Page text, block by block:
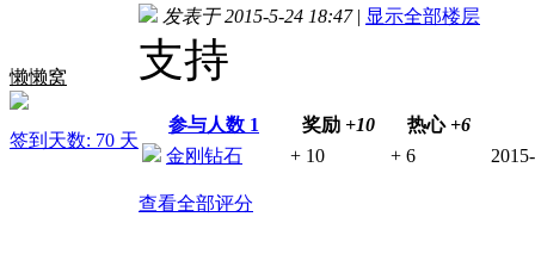
懒懒窝
签到天数: 70 天
发表于 2015-5-24 18:47 | 显示全部楼层
支持
参与人数 1 奖励 +10 热心 +6
金刚钻石
+ 10 + 6
查看全部评分